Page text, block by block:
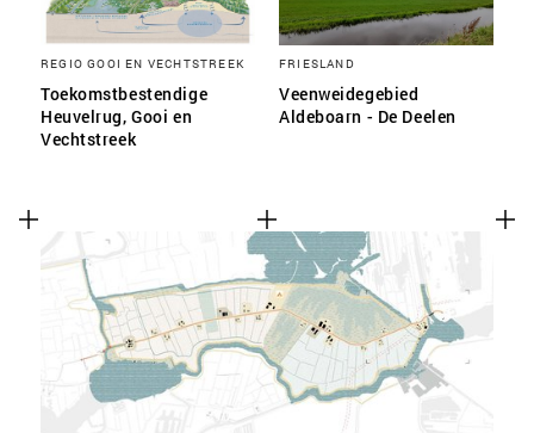
REGIO GOOI EN VECHTSTREEK
Toekomstbestendige
Heuvelrug, Gooi en
Vechtstreek
FRIESLAND
Veenweidegebied
Aldeboarn - De Deelen